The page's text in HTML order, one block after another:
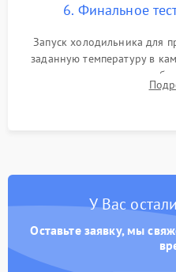
6. Финальное
Запуск холодильника для
заданную температуру в
компрессора, отсутствия
срабатывания системы
У Вас
Оставьте заявку, мы